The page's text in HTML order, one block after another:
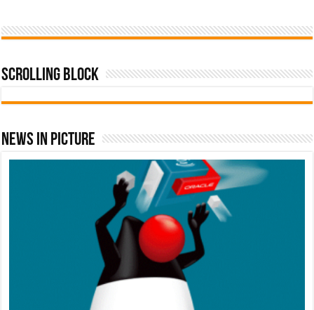
Scrolling Block
News In Picture